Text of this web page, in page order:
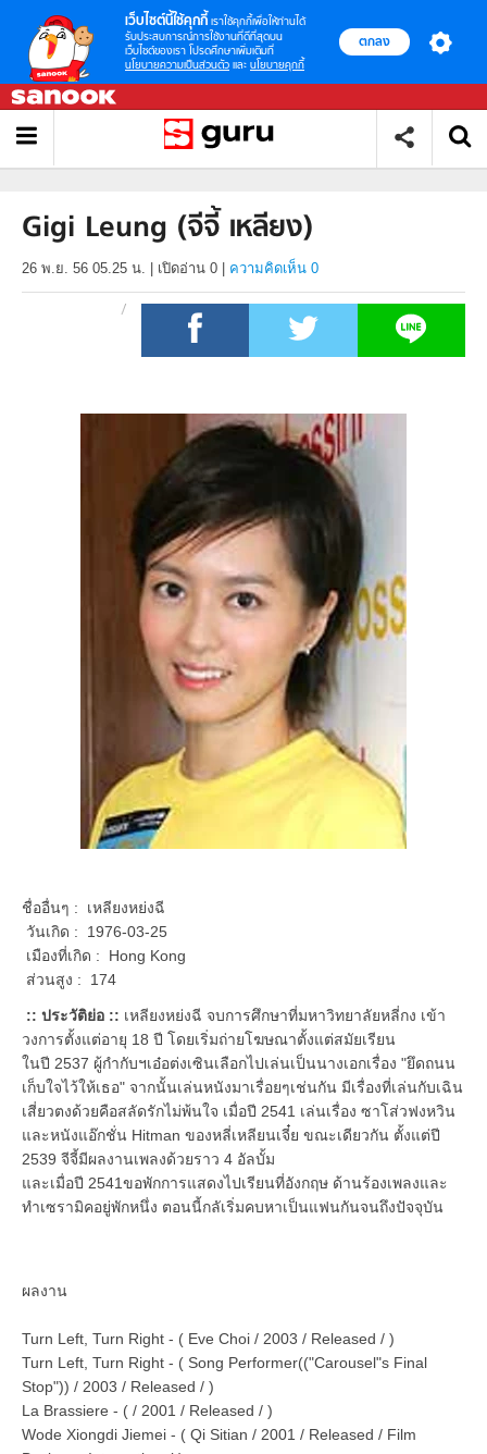
เว็บไซต์นี้ใช้คุกกี้ เราใช้คุกกี้เพื่อให้ท่านได้
รับประสบการณ์การใช้งานที่ดีที่สุดบน
เว็บไซต์ของเรา โปรดศึกษาเพิ่มเติมที่
นโยบายความเป็นส่วนตัว และ นโยบายคุกกี้
ตกลง
Gigi Leung (จีจี้ เหลียง)
26 พ.ย. 56 05.25 น. เปิดอ่าน 0 ความคิดเห็น 0
ชื่ออื่นๆ : เหลียงหย่งฉี
วันเกิด : 1976-03-25
เมืองที่เกิด : Hong Kong
ส่วนสูง : 174
:: ประวัติย่อ :: เหลียงหย่งฉี จบการศึกษาที่มหาวิทยาลัยหลี่กง เข้า
วงการตั้งแต่อายุ 18 ปี โดยเริ่มถ่ายโฆษณาตั้งแต่สมัยเรียน
ในปี 2537 ผู้กำกับฯเอ๋อต่งเซินเลือกไปเล่นเป็นนางเอกเรื่อง "ยึดถนน
เก็บใจไว้ให้เธอ" จากนั้นเล่นหนังมาเรื่อยๆเช่นกัน มีเรื่องที่เล่นกับเฉิน
เสี่ยวตงด้วยคือสลัดรักไม่พ้นใจ เมื่อปี 2541 เล่นเรื่อง ซาโส่วฟงหวิน
และหนังแอ๊กชั่น Hitman ของหลี่เหลียนเจี๋ย ขณะเดียวกัน ตั้งแต่ปี
2539 จีจี้มีผลงานเพลงด้วยราว 4 อัลบั้ม
และเมื่อปี 2541ขอพักการแสดงไปเรียนที่อังกฤษ ด้านร้องเพลงและ
ทำเซรามิคอยู่พักหนึ่ง ตอนนี้กลัเริ่มคบหาเป็นแฟนกันจนถึงปัจจุบัน
ผลงาน
Turn Left, Turn Right - ( Eve Choi / 2003 / Released / )
Turn Left, Turn Right - ( Song Performer(("Carousel"s Final
Stop")) / 2003 / Released / )
La Brassiere - ( / 2001 / Released / )
Wode Xiongdi Jiemei - ( Qi Sitian / 2001 / Released / Film